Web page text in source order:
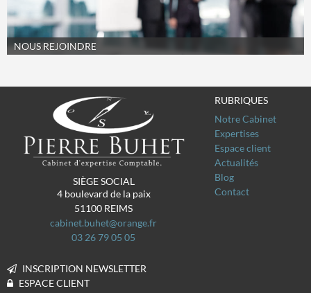
NOUS REJOINDRE
SIÈGE SOCIAL
4 boulevard de la paix
51100 REIMS
cabinet.buhet@orange.fr
03 26 79 05 05
RUBRIQUES
Notre Cabinet
Expertises
Espace client
Actualités
Blog
Contact
INSCRIPTION NEWSLETTER
ESPACE CLIENT